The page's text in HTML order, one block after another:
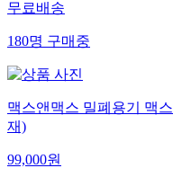
무료배송
180명 구매중
맥스앤맥스 밀폐용기 맥
재)
99,000원